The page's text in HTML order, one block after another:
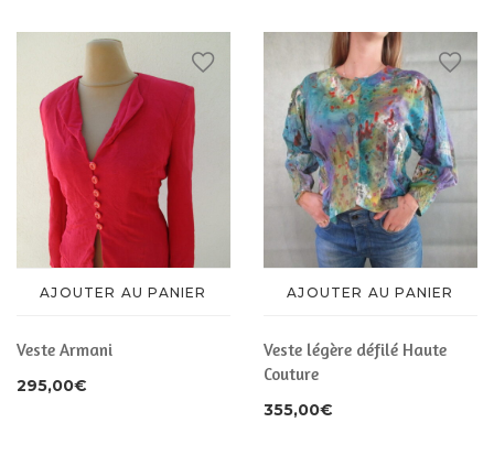
AJOUTER AU PANIER
Veste Armani
295,00€
AJOUTER AU PANIER
Veste légère défilé Haute
Couture
355,00€